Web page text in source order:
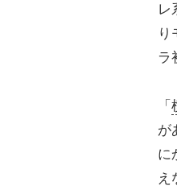
レ
り
ラ
「
が
に
え